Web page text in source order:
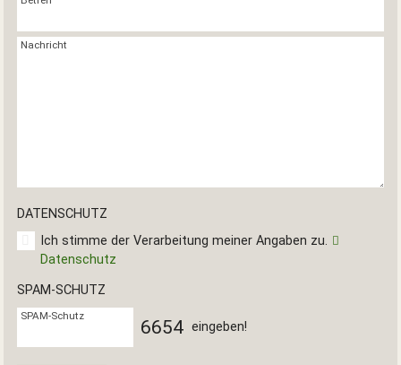
Nachricht
DATENSCHUTZ
Ich stimme der Verarbeitung meiner Angaben zu.
Datenschutz
SPAM-SCHUTZ
SPAM-Schutz
6654 eingeben!